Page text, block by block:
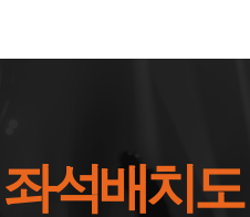
좌석배치도